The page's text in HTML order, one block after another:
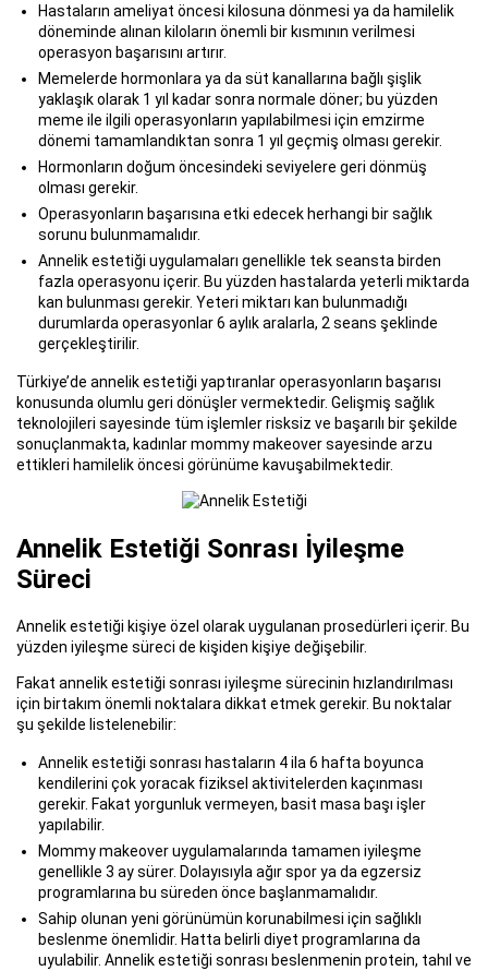
Hastaların ameliyat öncesi kilosuna dönmesi ya da hamilelik
döneminde alınan kiloların önemli bir kısmının verilmesi
operasyon başarısını artırır.
Memelerde hormonlara ya da süt kanallarına bağlı şişlik
yaklaşık olarak 1 yıl kadar sonra normale döner; bu yüzden
meme ile ilgili operasyonların yapılabilmesi için emzirme
dönemi tamamlandıktan sonra 1 yıl geçmiş olması gerekir.
Hormonların doğum öncesindeki seviyelere geri dönmüş
olması gerekir.
Operasyonların başarısına etki edecek herhangi bir sağlık
sorunu bulunmamalıdır.
Annelik estetiği uygulamaları genellikle tek seansta birden
fazla operasyonu içerir. Bu yüzden hastalarda yeterli miktarda
kan bulunması gerekir. Yeteri miktarı kan bulunmadığı
durumlarda operasyonlar 6 aylık aralarla, 2 seans şeklinde
gerçekleştirilir.
Türkiye’de annelik estetiği yaptıranlar operasyonların başarısı
konusunda olumlu geri dönüşler vermektedir. Gelişmiş sağlık
teknolojileri sayesinde tüm işlemler risksiz ve başarılı bir şekilde
sonuçlanmakta, kadınlar mommy makeover sayesinde arzu
ettikleri hamilelik öncesi görünüme kavuşabilmektedir.
Annelik Estetiği Sonrası İyileşme
Süreci
Annelik estetiği kişiye özel olarak uygulanan prosedürleri içerir. Bu
yüzden iyileşme süreci de kişiden kişiye değişebilir.
Fakat annelik estetiği sonrası iyileşme sürecinin hızlandırılması
için birtakım önemli noktalara dikkat etmek gerekir. Bu noktalar
şu şekilde listelenebilir:
Annelik estetiği sonrası hastaların 4 ila 6 hafta boyunca
kendilerini çok yoracak fiziksel aktivitelerden kaçınması
gerekir. Fakat yorgunluk vermeyen, basit masa başı işler
yapılabilir.
Mommy makeover uygulamalarında tamamen iyileşme
genellikle 3 ay sürer. Dolayısıyla ağır spor ya da egzersiz
programlarına bu süreden önce başlanmamalıdır.
Sahip olunan yeni görünümün korunabilmesi için sağlıklı
beslenme önemlidir. Hatta belirli diyet programlarına da
uyulabilir. Annelik estetiği sonrası beslenmenin protein, tahıl ve